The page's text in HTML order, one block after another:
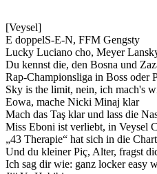
[Veysel]
E doppelS-E-N, FFM Gengsty
Lucky Luciano cho, Meyer
Du kennst die, den Bosna und
Rap-Championsliga in Boss oder
Sky is the limit, nein, ich mach's
Eowa, mache Nicki Minaj klar
Mach das Taş klar und lass die
Miss Eboni ist verliebt, in Veysel
„43 Therapie“ hat sich in die
Und du kleiner Piç, Alter, fragst
Ich sag dir wie: ganz locker easy